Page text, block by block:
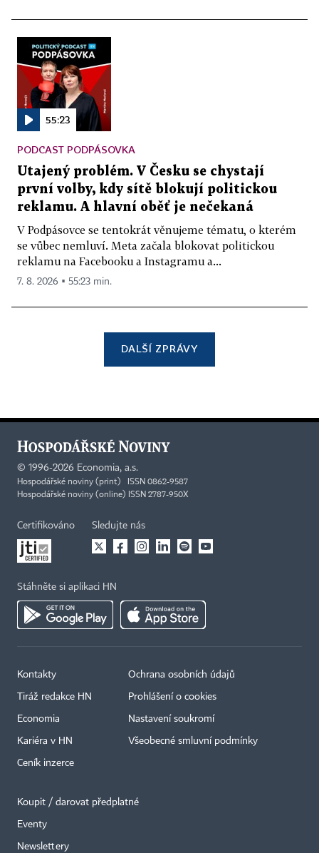
55:23
PODCAST PODPÁSOVKA
Utajený problém. V Česku se chystají
první volby, kdy sítě blokují politickou
reklamu. A hlavní oběť je nečekaná
V Podpásovce se tentokrát věnujeme tématu, o kterém
se vůbec nemluví. Meta začala blokovat politickou
reklamu na Facebooku a Instagramu a...
7. 8. 2026 ▪ 55:23 min.
DALŠÍ ZPRÁVY
© 1996-2026 Economia, a.s.
Hospodářské noviny (print) ISSN 0862-9587
Hospodářské noviny (online) ISSN 2787-950X
Certifikováno Sledujte nás
Stáhněte si aplikaci HN
Kontakty
Tiráž redakce HN
Economia
Kariéra v HN
Ceník inzerce
Ochrana osobních údajů
Prohlášení o cookies
Nastavení soukromí
Všeobecné smluvní podmínky
Koupit / darovat předplatné
Eventy
Newslettery